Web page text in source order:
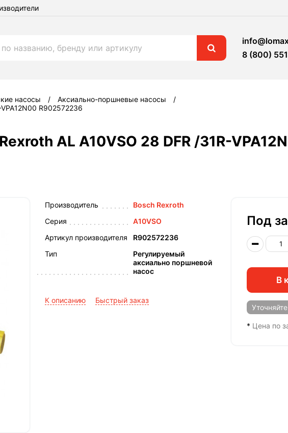
8 (800)
насосы
Аксиально-поршневые насосы
R902572236
AL A10VSO 28 DFR /31R-
Производитель
Bosch Rexroth
Серия
A10VSO
Артикул производителя
R902572236
Тип
Регулируемый
аксиально поршневой
насос
К описанию Быстрый заказ
Под
В
Уточняйте
* Цена по